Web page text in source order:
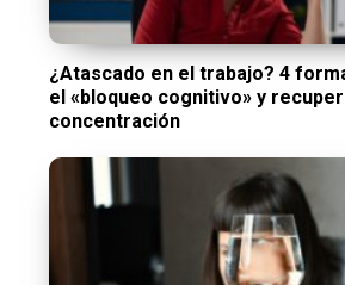
¿Atascado en el trabajo? 4
el «bloqueo cognitivo» y
concentración